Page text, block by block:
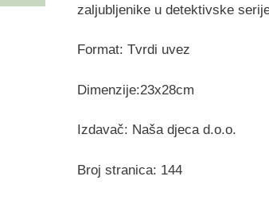
zaljubljenike u detektivske
Format: Tvrdi uvez
Dimenzije:23x28cm
Izdavač: Naša djeca d.o.o.
Broj stranica: 144